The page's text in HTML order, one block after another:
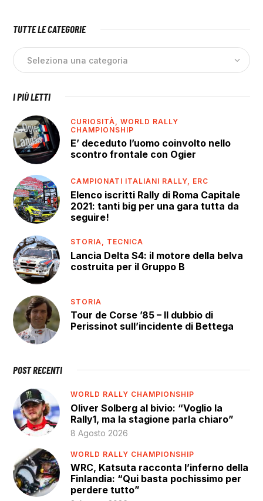
TUTTE LE CATEGORIE
I PIÙ LETTI
CURIOSITÀ,WORLD RALLY
CHAMPIONSHIP
E’ deceduto l’uomo coinvolto nello
scontro frontale con Ogier
CAMPIONATI ITALIANI RALLY, ERC
Elenco iscritti Rally di Roma Capitale
2021: tanti big per una gara tutta da
seguire!
STORIA, TECNICA
Lancia Delta S4: il motore della belva
costruita per il Gruppo B
STORIA
Tour de Corse ’85 – Il dubbio di
Perissinot sull’incidente di Bettega
POST RECENTI
WORLD RALLY CHAMPIONSHIP
Oliver Solberg al bivio: “Voglio la
Rally1, ma la stagione parla chiaro”
8 Agosto 2026
WORLD RALLY CHAMPIONSHIP
WRC, Katsuta racconta l’inferno della
Finlandia: “Qui basta pochissimo per
perdere tutto”